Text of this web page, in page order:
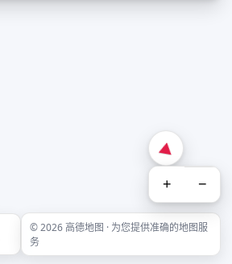
+ −
© 2026 高德地图 · 为您提供准确的地图服
务